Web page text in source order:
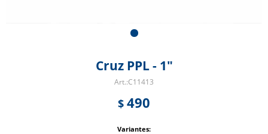
Cruz PPL - 1"
C11413
$ 490
Variantes: